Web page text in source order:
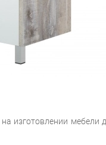
изготовлении мебели